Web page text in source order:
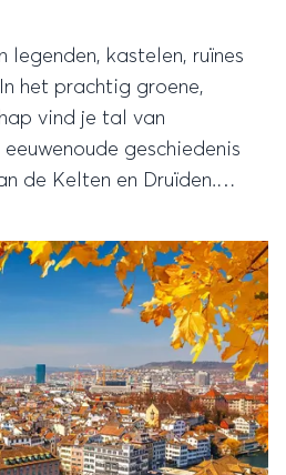
legenden, kastelen, ruïnes
het prachtig groene,
vind je tal van
geschiedenis
de Kelten en Druïden.